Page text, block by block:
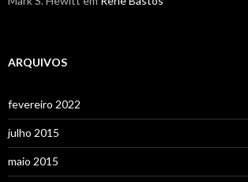
ARQUIVOS
fevereiro 2022
julho 2015
maio 2015